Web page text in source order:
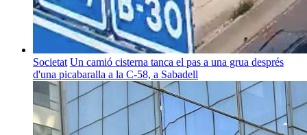
Societat Un camió cisterna tanca el pas a una grua després
d'una picabaralla a la C-58, a Sabadell